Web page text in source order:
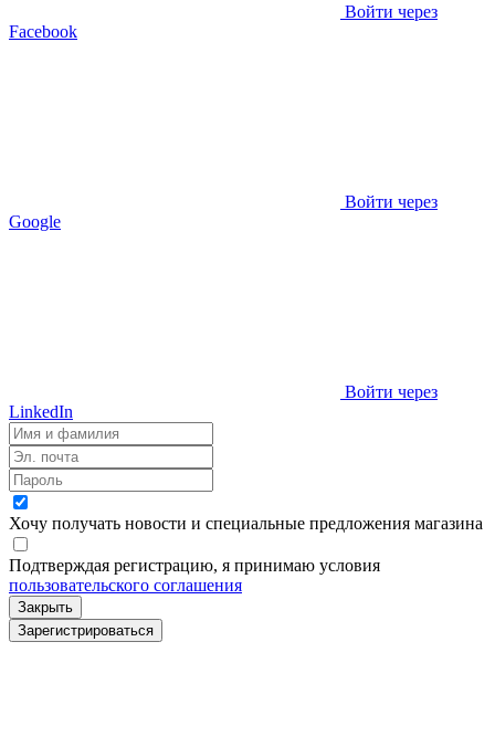
Войти через
Facebook
Войти через
Google
Войти через
LinkedIn
Хочу получать новости и специальные предложения магазина
Подтверждая регистрацию, я принимаю условия
пользовательского соглашения
Закрыть
Зарегистрироваться